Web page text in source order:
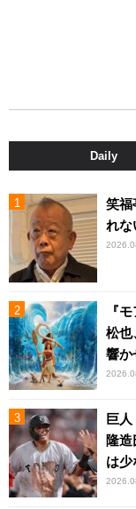
Daily
笑
れな
『
松也
響か
巨
隆
は少